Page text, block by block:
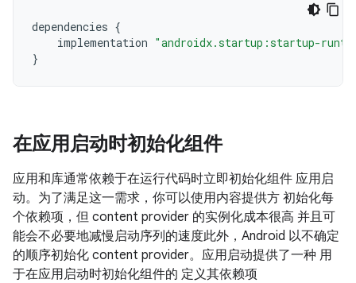
dependencies {
implementation "androidx.startup:startup-
}
在应用启动时初始化组件
应用和库通常依赖于在运行代码时立即初始化组件 应用启
动。为了满足这一需求，你可以使用内容提供方 初始化每
个依赖项，但 content provider 的实例化成本很高 并且可
能会不必要地减慢启动序列的速度此外，Android 以不确定
的顺序初始化 content provider。应用启动提供了一种 用
于在应用启动时初始化组件的 定义其依赖项